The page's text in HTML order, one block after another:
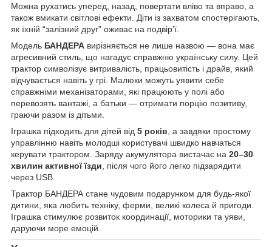
Можна рухатись уперед, назад, повертати вліво та вправо, а
також вмикати світлові ефекти. Діти із захватом спостерігають,
як їхній “залізний друг” оживає на подвір’ї.
Модель БАНДЕРА вирізняється не лише назвою — вона має
агресивний стиль, що нагадує справжню українську силу. Цей
трактор символізує витривалість, працьовитість і драйв, який
відчувається навіть у грі. Малюки можуть уявити себе
справжніми механізаторами, які працюють у полі або
перевозять вантажі, а батьки — отримати порцію позитиву,
граючи разом із дітьми.
Іграшка підходить для дітей від 5 років , а завдяки простому
управлінню навіть молодші користувачі швидко навчаться
керувати трактором. Заряду акумулятора вистачає на 20–30
хвилин активної їзди , після чого його легко підзарядити
через USB.
Трактор БАНДЕРА стане чудовим подарунком для будь-якої
дитини, яка любить техніку, ферми, великі колеса й пригоди.
Іграшка стимулює розвиток координації, моторики та уяви,
даруючи море емоцій.